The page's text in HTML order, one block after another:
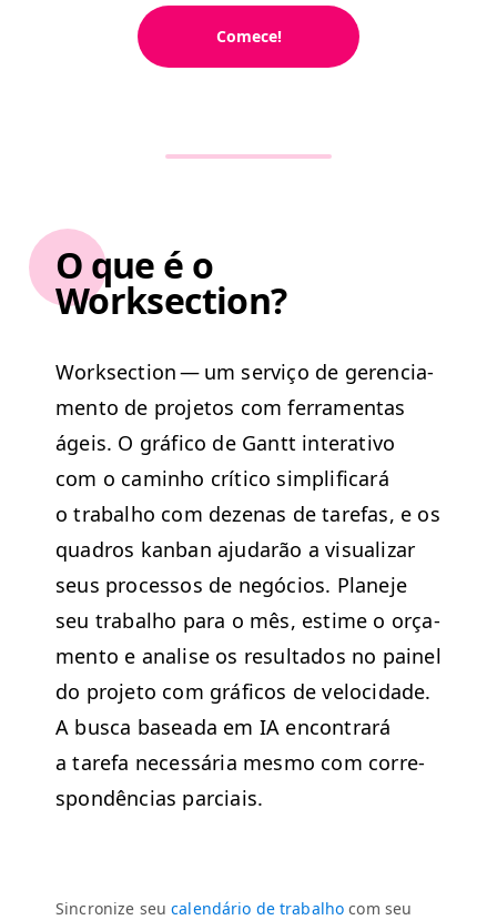
Comece!
O que é o
Worksection?
Work­sec­tion — um serviço de geren­ci­a­
men­to de pro­je­tos com fer­ra­men­tas
ágeis. O grá­fi­co de Gantt inter­a­ti­vo
com o cam­in­ho críti­co sim­pli­fi­cará
o tra­bal­ho com dezenas de tare­fas, e os
quadros kan­ban aju­darão a visu­alizar
seus proces­sos de negó­cios. Plane­je
seu tra­bal­ho para o mês, estime o orça­
men­to e analise os resul­ta­dos no painel
do pro­je­to com grá­fi­cos de veloci­dade.
A bus­ca basea­da em IA encon­trará
a tare­fa necessária mes­mo com cor­re­
spondên­cias parciais.
Sin­cronize seucal­endário de tra­bal­ho com seu